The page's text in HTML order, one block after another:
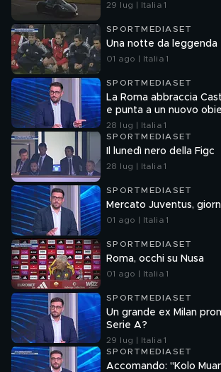
29 lug | Italia 1
SPORTMEDIASET
Una notte da leggenda
01 ago | Italia 1
SPORTMEDIASET
La Roma abbraccia
e punta a un nuovo
l'attacco
28 lug | Italia 1
SPORTMEDIASET
Il lunedì nero della Figc
28 lug | Italia 1
SPORTMEDIASET
Mercato Juventus,
01 ago | Italia 1
SPORTMEDIASET
Roma, occhi su Nusa
01 ago | Italia 1
SPORTMEDIASET
Un grande ex Milan
Serie A?
29 lug | Italia 1
SPORTMEDIASET
Accomando: "Kolo